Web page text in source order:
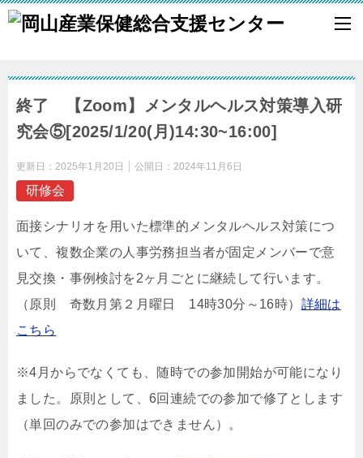
終了 【Zoom】メンタルヘルス対策導入研
究会⑤[2025/1/20(月)14:30~16:00]
更新日： 2025年1月20日 公開日： 2024年11月6日
研修会
面接シナリオを用いた標準的メンタルヘルス対策につ
いて、複数企業の人事労務担当者が固定メンバーで意
見交換・事例検討を2ヶ月ごとに継続して行います。
（原則 奇数月第２月曜日 14時30分～16時） 詳細は
こちら
※4月からでなくても、随時での参加開始が可能になり
ました。原則として、6回連続での参加で修了とします
（単回のみでの参加はできません）。